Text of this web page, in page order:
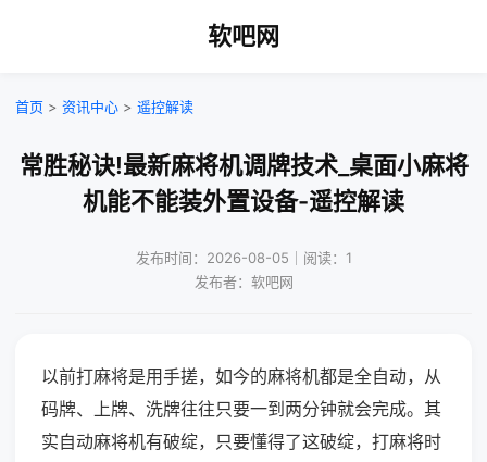
软吧网
首页 > 资讯中心 > 遥控解读
常胜秘诀!最新麻将机调牌技术_桌面小麻将
机能不能装外置设备-遥控解读
发布时间：2026-08-05｜阅读：1
发布者：软吧网
以前打麻将是用手搓，如今的麻将机都是全自动，从
码牌、上牌、洗牌往往只要一到两分钟就会完成。其
实自动麻将机有破绽，只要懂得了这破绽，打麻将时